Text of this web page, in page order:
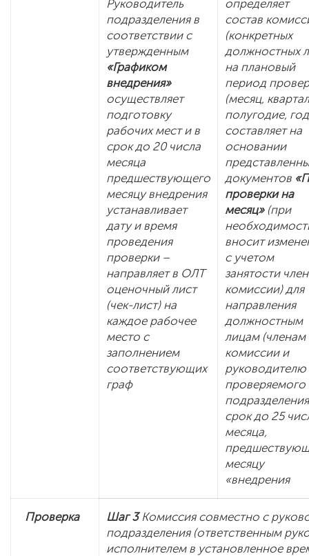
Руководитель
подразделения в
соответствии с
утвержденным
«Графиком
внедрения»
осуществляет
подготовку
рабочих мест и в
срок до 20 числа
месяца
предшествующего
месяцу внедрения
устанавливает
дату и время
проведения
проверки –
направляет в ОЛТ
оценочный лист
(чек-лист) на
каждое рабочее
место с
заполнением
соответствующих
граф
определяет
состав
(конкретных
должностных
на плановый
период
(месяц,
полугодие,
составляет на
основании
документов
проверки на
месяц» (при
вносит
с учетом
занятости
комиссии) для
направления
должностным
лицам (членам
комиссии и
руководителю
проверяемого
срок до 25
месяца,
месяцу
«внедрения
Проверка Шаг 3Комиссия совместно с
подразделения (ответственным
исполнителем в установленное